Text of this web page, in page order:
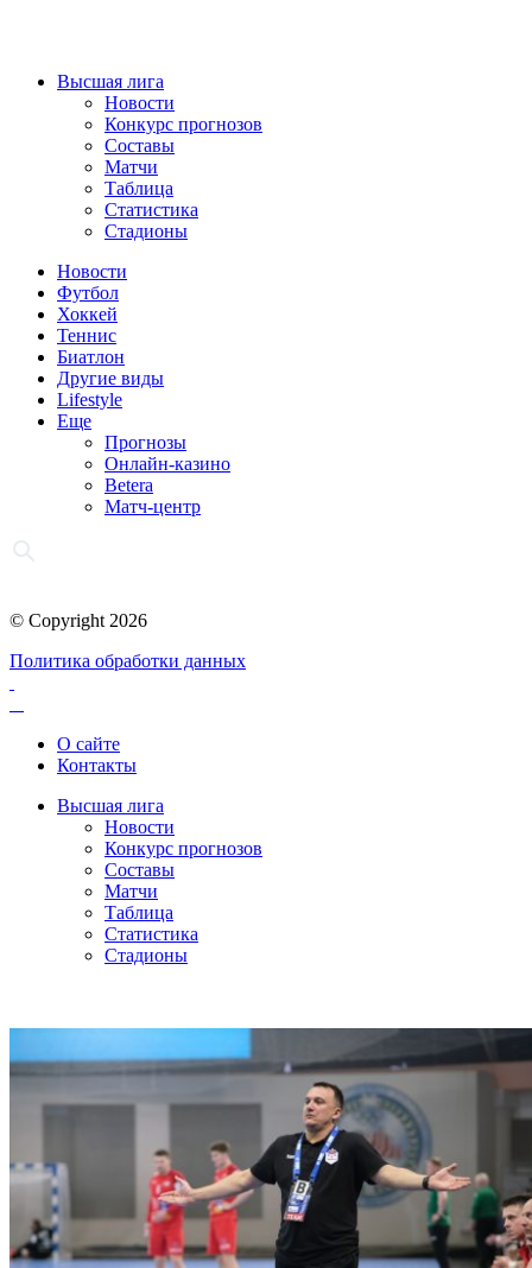
Высшая лига
Новости
Конкурс прогнозов
Составы
Матчи
Таблица
Статистика
Стадионы
Новости
Футбол
Хоккей
Теннис
Биатлон
Другие виды
Lifestyle
Еще
Прогнозы
Онлайн-казино
Betera
Матч-центр
© Copyright 2026
Политика обработки данных
О сайте
Контакты
Высшая лига
Новости
Конкурс прогнозов
Составы
Матчи
Таблица
Статистика
Стадионы